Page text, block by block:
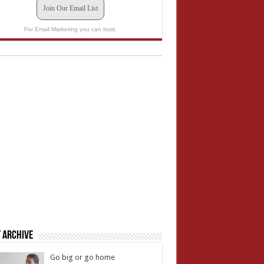
Join Our Email List
For Email Marketing you can trust.
Go big or go home